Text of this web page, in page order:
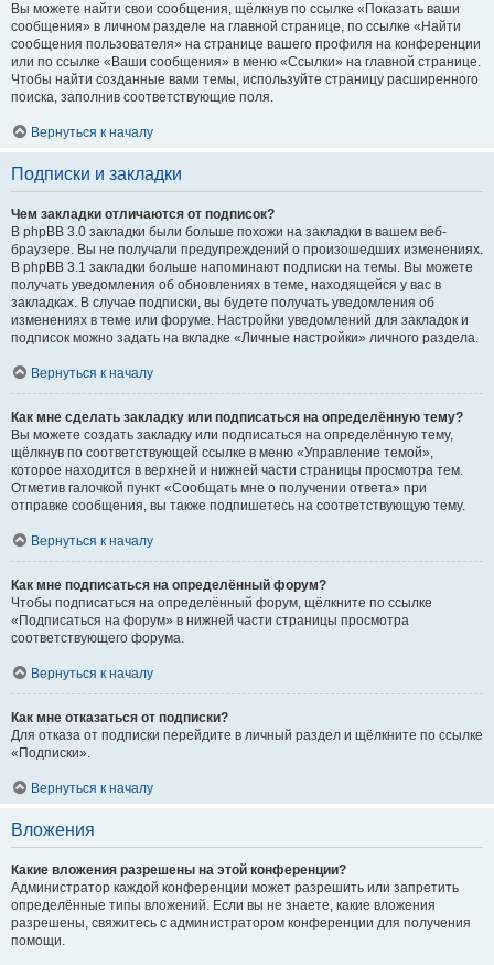
Вы можете найти свои сообщения, щёлкнув по ссылке «Показать ваши
сообщения» в личном разделе на главной странице, по ссылке «Найти
сообщения пользователя» на странице вашего профиля на конференции
или по ссылке «Ваши сообщения» в меню «Ссылки» на главной странице.
Чтобы найти созданные вами темы, используйте страницу расширенного
поиска, заполнив соответствующие поля.
Вернуться к началу
Подписки и закладки
Чем закладки отличаются от подписок?
В phpBB 3.0 закладки были больше похожи на закладки в вашем веб-
браузере. Вы не получали предупреждений о произошедших изменениях.
В phpBB 3.1 закладки больше напоминают подписки на темы. Вы можете
получать уведомления об обновлениях в теме, находящейся у вас в
закладках. В случае подписки, вы будете получать уведомления об
изменениях в теме или форуме. Настройки уведомлений для закладок и
подписок можно задать на вкладке «Личные настройки» личного раздела.
Вернуться к началу
Как мне сделать закладку или подписаться на определённую тему?
Вы можете создать закладку или подписаться на определённую тему,
щёлкнув по соответствующей ссылке в меню «Управление темой»,
которое находится в верхней и нижней части страницы просмотра тем.
Отметив галочкой пункт «Сообщать мне о получении ответа» при
отправке сообщения, вы также подпишетесь на соответствующую тему.
Вернуться к началу
Как мне подписаться на определённый форум?
Чтобы подписаться на определённый форум, щёлкните по ссылке
«Подписаться на форум» в нижней части страницы просмотра
соответствующего форума.
Вернуться к началу
Как мне отказаться от подписки?
Для отказа от подписки перейдите в личный раздел и щёлкните по ссылке
«Подписки».
Вернуться к началу
Вложения
Какие вложения разрешены на этой конференции?
Администратор каждой конференции может разрешить или запретить
определённые типы вложений. Если вы не знаете, какие вложения
разрешены, свяжитесь с администратором конференции для получения
помощи.